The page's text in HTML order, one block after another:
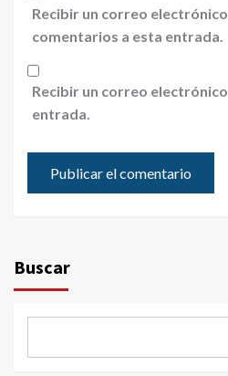
Recibir un correo
comentarios a esta entrada.
Recibir un correo
entrada.
Buscar